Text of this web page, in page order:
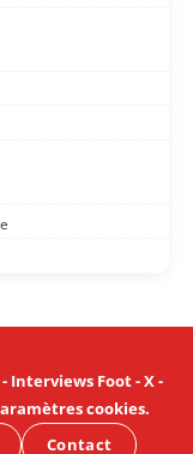
- Interviews Foot-X-
cookies.
Contact